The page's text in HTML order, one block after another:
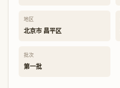
地区
北京市 昌平区
批次
第一批